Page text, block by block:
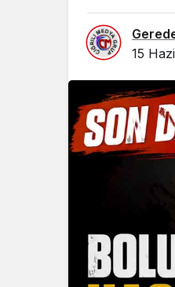
15
Gerede’nin İlçe
Müdür Göreve